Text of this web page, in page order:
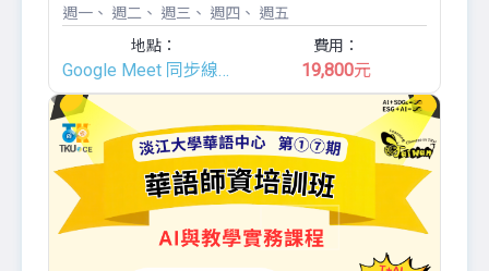
週一
週二 週三 週四
週五
地點：
費用：
19,800元